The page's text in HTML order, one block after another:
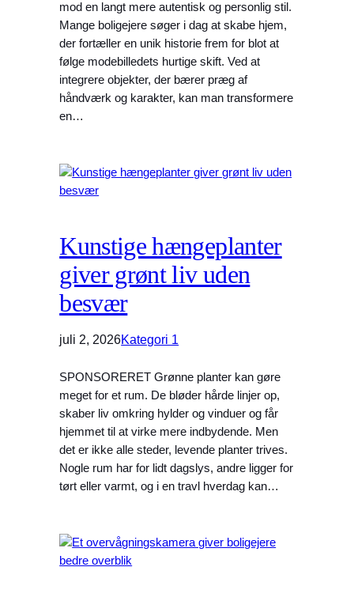
mod en langt mere autentisk og personlig stil.
Mange boligejere søger i dag at skabe hjem,
der fortæller en unik historie frem for blot at
følge modebilledets hurtige skift. Ved at
integrere objekter, der bærer præg af
håndværk og karakter, kan man transformere
en…
Kunstige hængeplanter
giver grønt liv uden
besvær
juli 2, 2026Kategori 1
SPONSORERET Grønne planter kan gøre
meget for et rum. De bløder hårde linjer op,
skaber liv omkring hylder og vinduer og får
hjemmet til at virke mere indbydende. Men
det er ikke alle steder, levende planter trives.
Nogle rum har for lidt dagslys, andre ligger for
tørt eller varmt, og i en travl hverdag kan…